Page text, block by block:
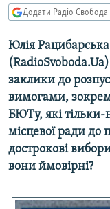
до
КУЛЬТУРА
СПОРТ
СВІТ
КРИМ.РЕАЛІЇ
ТИ ЯК?
СХЕМИ
КИТАЙ.ВИКЛИКИ
МУЛЬТИМЕДІА
ФОТО
СПЕЦПРОЄКТИ
ПОДКАСТИ
Додати Радіо
Юлія
заклики до
вимогами,
БЮТу, які тільки-
місцевої ради до
дострокові
вони ймовірні?